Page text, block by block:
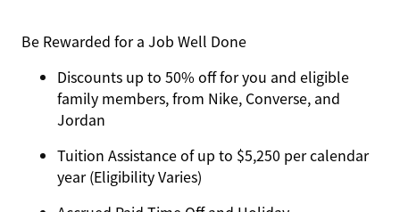
Be Rewarded for a Job Well Done
Discounts up to 50% off for you and eligible
family members, from Nike, Converse, and
Jordan
Tuition Assistance of up to $5,250 per calendar
year (Eligibility Varies)